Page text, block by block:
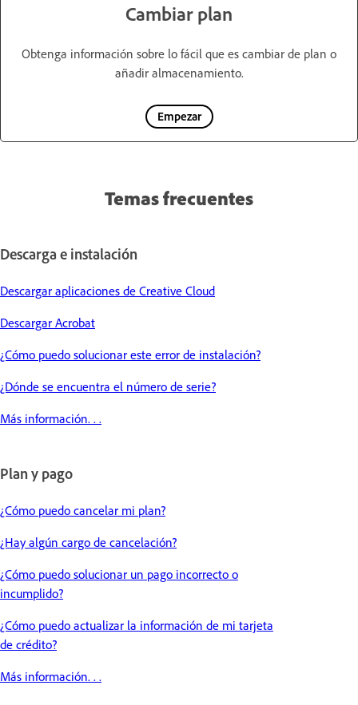
Cambiar plan
Obtenga información sobre lo fácil que es cambiar de plan o
añadir almacenamiento.
Empezar
Temas frecuentes
Descarga e instalación
Descargar aplicaciones de Creative Cloud
Descargar Acrobat
¿Cómo puedo solucionar este error de instalación?
¿Dónde se encuentra el número de serie?
Más información. . .
Plan y pago
¿Cómo puedo cancelar mi plan?
¿Hay algún cargo de cancelación?
¿Cómo puedo solucionar un pago incorrecto o
incumplido?
¿Cómo puedo actualizar la información de mi tarjeta
de crédito?
Más información. . .